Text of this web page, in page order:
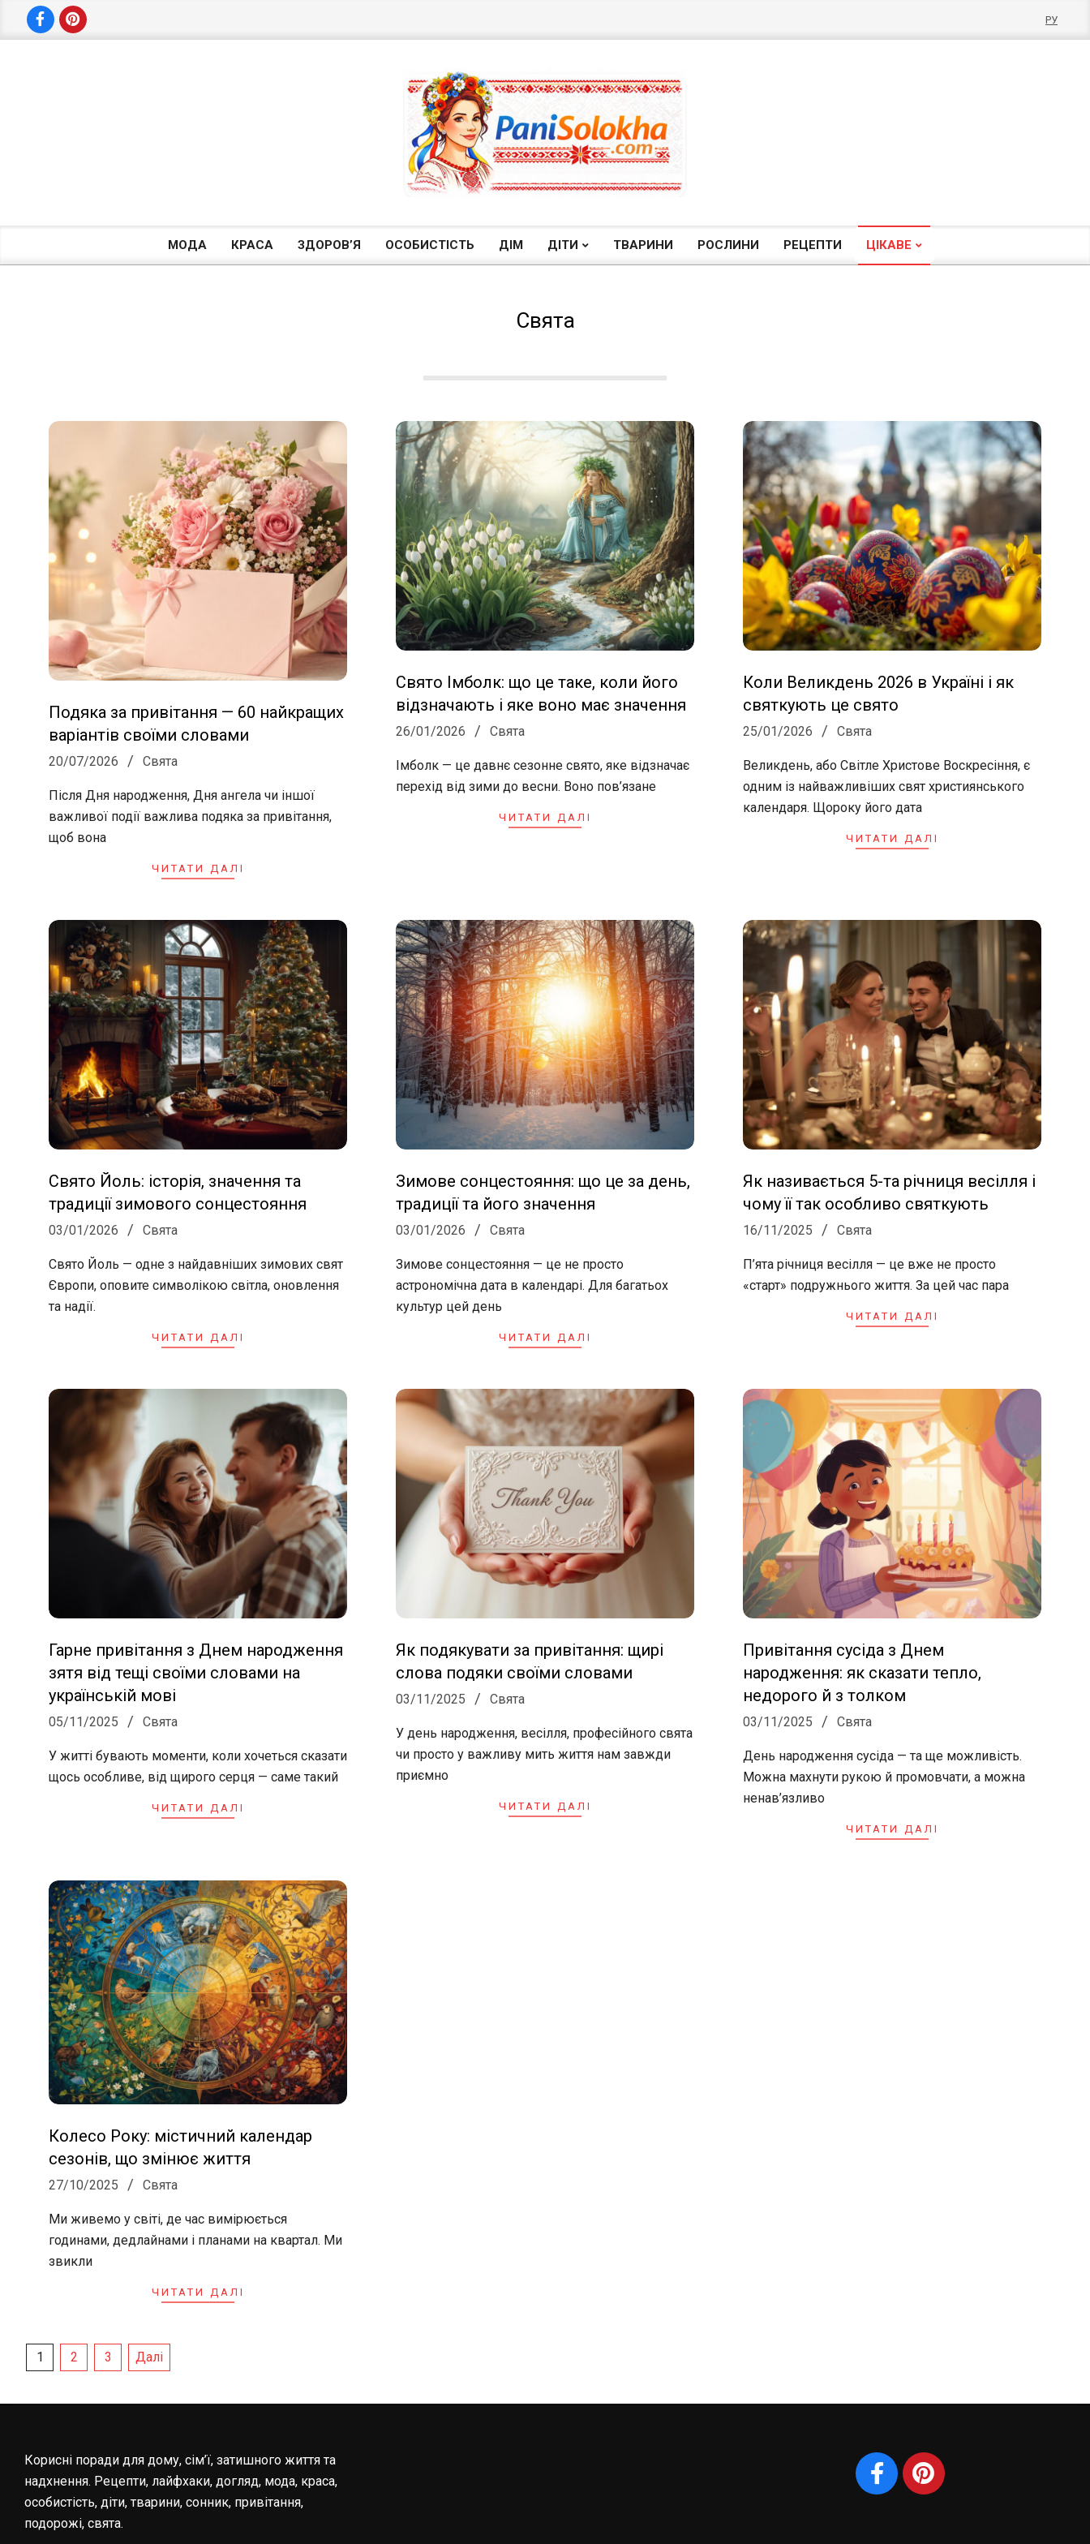
РУ
а
С
о
л
о
х
а
Primary
МОДА КРАСА ЗДОРОВ’Я ОСОБИСТІСТЬ ДІМ ДІТИ ТВАРИНИ РОСЛИНИ РЕЦЕПТИ ЦІКАВЕ
Свята
Подяка за привітання — 60 найкращих
варіантів своїми словами
2026-
20
20/07/2026 Свята
Після Дня народження, Дня ангела чи іншої
важливої події важлива подяка за привітання,
щоб вона
ЧИТАТИ ДАЛІ
Свято Імболк: що це таке, коли його
відзначають і яке воно має значення
2026-
26
26/01/2026 Свята
Імболк — це давнє сезонне свято, яке відзначає
перехід від зими до весни. Воно пов’язане
ЧИТАТИ ДАЛІ
Коли Великдень 2026 в Україні і як
святкують це свято
2026-
25
25/01/2026 Свята
Великдень, або Світле Христове Воскресіння, є
одним із найважливіших свят християнського
календаря. Щороку його дата
ЧИТАТИ ДАЛІ
Свято Йоль: історія, значення та
традиції зимового сонцестояння
2026-
03
03/01/2026 Свята
Свято Йоль — одне з найдавніших зимових свят
Європи, оповите символікою світла, оновлення
та надії.
ЧИТАТИ ДАЛІ
Зимове сонцестояння: що це за день,
традиції та його значення
2026-
03
03/01/2026 Свята
Зимове сонцестояння — це не просто
астрономічна дата в календарі. Для багатьох
культур цей день
ЧИТАТИ ДАЛІ
Як називається 5-та річниця весілля і
чому її так особливо святкують
2025-
16
16/11/2025 Свята
П’ята річниця весілля — це вже не просто
«старт» подружнього життя. За цей час пара
ЧИТАТИ ДАЛІ
Гарне привітання з Днем народження
зятя від тещі своїми словами на
українській мові
2025-
05
05/11/2025 Свята
У житті бувають моменти, коли хочеться сказати
щось особливе, від щирого серця — саме такий
ЧИТАТИ ДАЛІ
Як подякувати за привітання: щирі
слова подяки своїми словами
2025-
03
03/11/2025 Свята
У день народження, весілля, професійного свята
чи просто у важливу мить життя нам завжди
приємно
ЧИТАТИ ДАЛІ
Привітання сусіда з Днем
народження: як сказати тепло,
недорого й з толком
2025-
03
03/11/2025 Свята
День народження сусіда — та ще можливість.
Можна махнути рукою й промовчати, а можна
ненав’язливо
ЧИТАТИ ДАЛІ
Колесо Року: містичний календар
сезонів, що змінює життя
2025-
27
27/10/2025 Свята
Ми живемо у світі, де час вимірюється
годинами, дедлайнами і планами на квартал. Ми
звикли
ЧИТАТИ ДАЛІ
Пагінація
1 2 3 Далі
Корисні поради для дому, сім’ї, затишного життя та
надхнення. Рецепти, лайфхаки, догляд, мода, краса,
особистість, діти, тварини, сонник, привітання,
подорожі, свята.